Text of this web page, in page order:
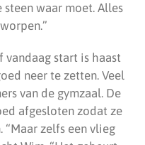
steen waar moet. Alles
start is haast
neer te zetten. Veel
van de gymzaal. De
afgesloten zodat ze
zelfs een vlieg